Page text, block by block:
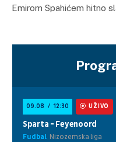
Emirom Spahićem hitno